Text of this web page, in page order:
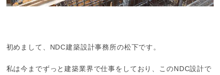
初めまして、NDC建築設計事務所の松下です。
私は今までずっと建築業界で仕事をしており、このNDC設計で